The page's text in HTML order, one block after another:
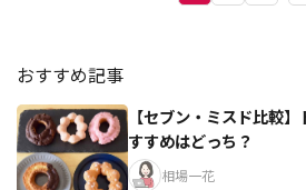
おすすめ記事
【セブン・ミスド比較
すすめはどっち？
相場一花